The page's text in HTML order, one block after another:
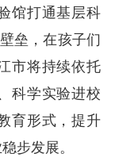
馆打通基层科
垒，在孩子们
市将持续依托
科学实验进校
育形式，提升
步发展。